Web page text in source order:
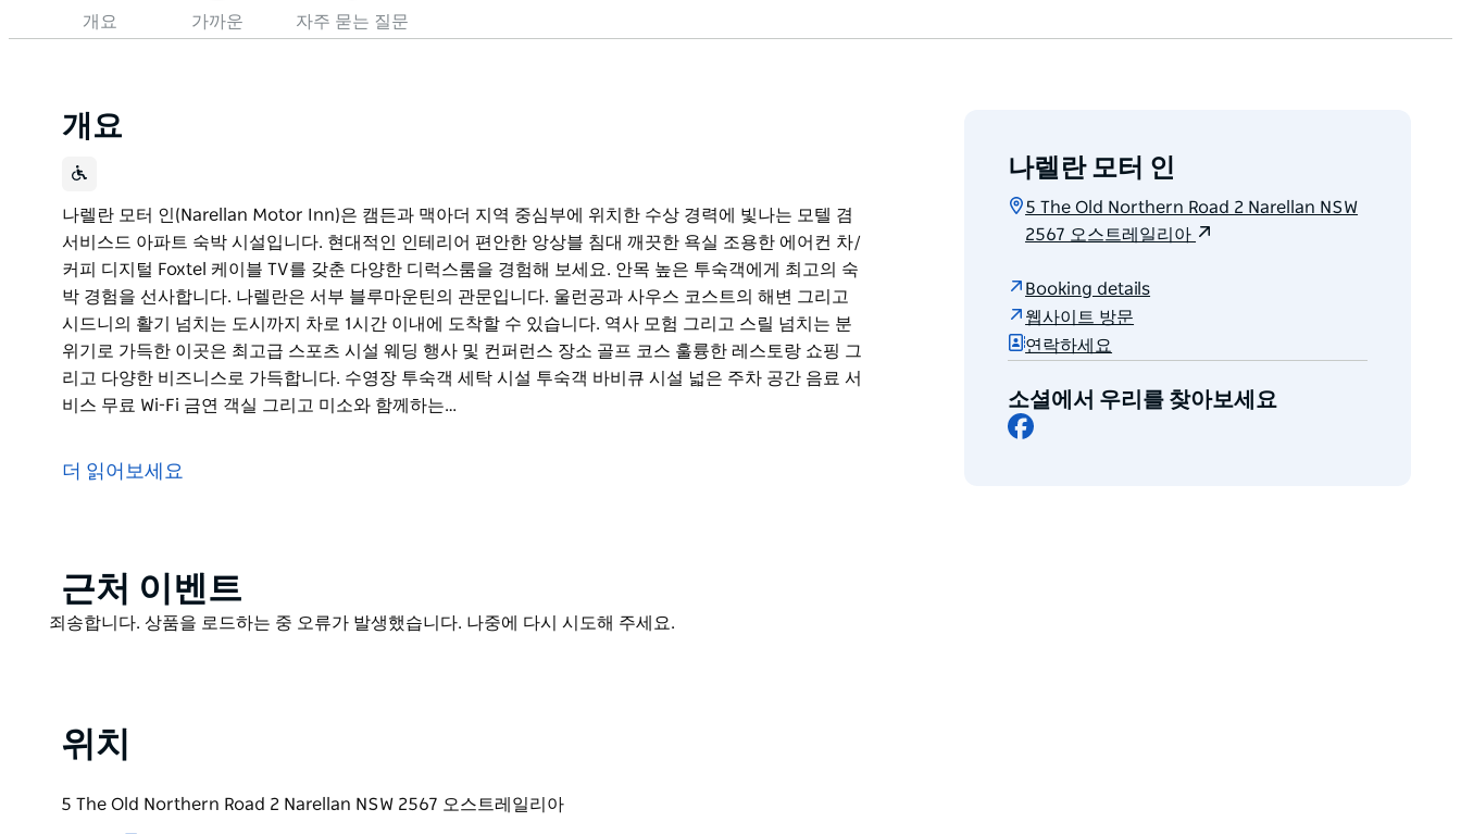
개요 가까운 자주 묻는 질문
개요
나렐란 모터 인(Narellan Motor Inn)은 캠든과 맥아더 지역 중심부에 위치한 수상 경력에 빛나는 모텔 겸
서비스드 아파트 숙박 시설입니다. 현대적인 인테리어 편안한 앙상블 침대 깨끗한 욕실 조용한 에어컨 차/
커피 디지털 Foxtel 케이블 TV를 갖춘 다양한 디럭스룸을 경험해 보세요. 안목 높은 투숙객에게 최고의 숙
박 경험을 선사합니다. 나렐란은 서부 블루마운틴의 관문입니다. 울런공과 사우스 코스트의 해변 그리고
시드니의 활기 넘치는 도시까지 차로 1시간 이내에 도착할 수 있습니다. 역사 모험 그리고 스릴 넘치는 분
위기로 가득한 이곳은 최고급 스포츠 시설 웨딩 행사 및 컨퍼런스 장소 골프 코스 훌륭한 레스토랑 쇼핑 그
리고 다양한 비즈니스로 가득합니다. 수영장 투숙객 세탁 시설 투숙객 바비큐 시설 넓은 주차 공간 음료 서
비스 무료 Wi-Fi 금연 객실 그리고 미소와 함께하는…
서비스드 아파트 숙박 시설입니다. 현대적인 인테리어 편안한 앙상블 침대 깨끗한 욕실 조용한 에어컨 차/
도시까지 차로 1시간 이내에 도착할 수 있습니다.
역사 모험 그리고 스릴 넘치는 분위기로 가득한 이곳은 최고급 스포츠 시설 웨딩 행사 및 컨퍼런스 장소 골
더 읽어보세요
나렐란 모터 인
5 The Old Northern Road 2 Narellan NSW
2567 오스트레일리아
Booking details
웹사이트 방문
연락하세요
소셜에서 우리를 찾아보세요
Facebook
Product
List
근처 이벤트
Product
죄송합니다. 상품을 로드하는 중 오류가 발생했습니다. 나중에 다시 시도해 주세요.
위치
5 The Old Northern Road 2 Narellan NSW 2567 오스트레일리아